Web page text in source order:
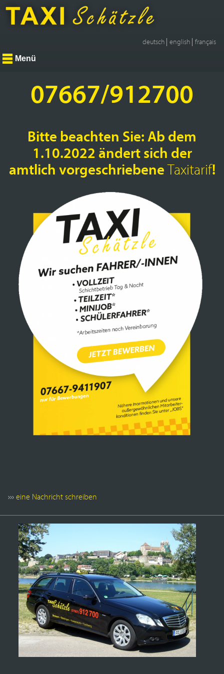
deutsch english français
Menü
07667/912700
Bitte beachten Sie: Ab dem
1.10.2022 ändert sich der
amtlich vorgeschriebeneTaxitarif!
››› eine Nachricht schreiben